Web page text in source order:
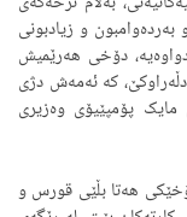
و زیادبونی
دۆخی هەرێمیش
کە ئەمەش دژی
مایک پۆمپێیۆی وەزیری
دۆخێکی هەتا بڵێی قورس و